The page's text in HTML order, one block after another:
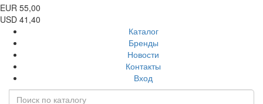
EUR 55,00
USD 41,40
Каталог
Бренды
Новости
Контакты
Вход